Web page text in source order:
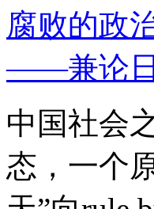
腐败的政
——兼论日
中国社会
态，一个